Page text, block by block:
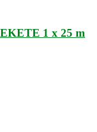
1 x 25 m